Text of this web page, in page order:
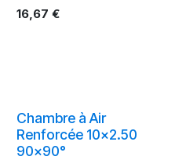
16,67 €
Chambre à Air
Renforcée 10x2.50
90x90°